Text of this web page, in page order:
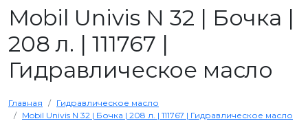
Mobil Univis N 32 | Бочка |
208 л. | 111767 |
Гидравлическое масло
Главная
Гидравлическое масло
Mobil Univis N 32 | Бочка | 208 л. | 111767 | Гидравлическое масло